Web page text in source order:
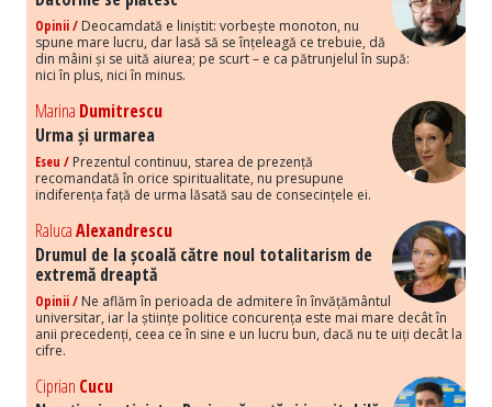
Opinii / Deocamdată e liniștit: vorbește monoton, nu
spune mare lucru, dar lasă să se înțeleagă ce trebuie, dă
din mâini și se uită aiurea; pe scurt – e ca pătrunjelul în supă:
nici în plus, nici în minus.
Marina Dumitrescu
Urma și urmarea
Eseu / Prezentul continuu, starea de prezență
recomandată în orice spiritualitate, nu presupune
indiferența față de urma lăsată sau de consecințele ei.
RalucaAlexandrescu
Drumul de la școală către noul totalitarism de
extremă dreaptă
Opinii / Ne aflăm în perioada de admitere în învățământul
universitar, iar la științe politice concurența este mai mare decât în
anii precedenți, ceea ce în sine e un lucru bun, dacă nu te uiți decât la
cifre.
Ciprian Cucu